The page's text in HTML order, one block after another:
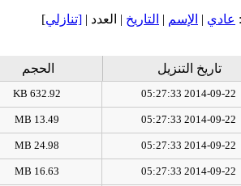
عادي | الإسم | التاريخ | العدد | [تنازلي]
تاريخ التنزيل الحجم
2014-09-22 05:27:33
632.92 KB
2014-09-22 05:27:33
13.49 MB
2014-09-22 05:27:33
24.98 MB
2014-09-22 05:27:33
16.63 MB